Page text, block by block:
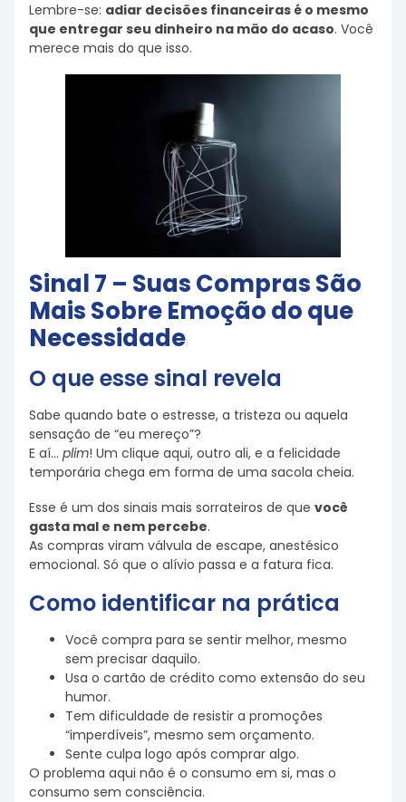
Lembre-se: adiar decisões financeiras é o mesmo
que entregar seu dinheiro na mão do acaso. Você
merece mais do que isso.
Sinal 7 – Suas Compras São
Mais Sobre Emoção do que
Necessidade
O que esse sinal revela
Sabe quando bate o estresse, a tristeza ou aquela
sensação de “eu mereço”?
E aí… plim! Um clique aqui, outro ali, e a felicidade
temporária chega em forma de uma sacola cheia.
Esse é um dos sinais mais sorrateiros de que você
gasta mal e nem percebe.
As compras viram válvula de escape, anestésico
emocional. Só que o alívio passa e a fatura fica.
Como identificar na prática
Você compra para se sentir melhor, mesmo
sem precisar daquilo.
Usa o cartão de crédito como extensão do seu
humor.
Tem dificuldade de resistir a promoções
“imperdíveis”, mesmo sem orçamento.
Sente culpa logo após comprar algo.
O problema aqui não é o consumo em si, mas o
consumo sem consciência.